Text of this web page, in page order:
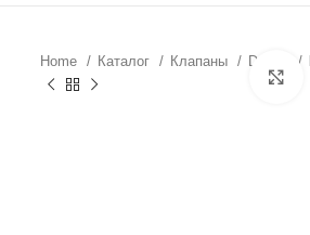
Home Каталог Клапаны Denso